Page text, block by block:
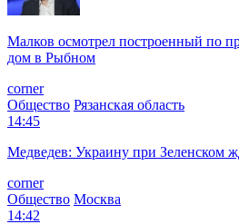
Малков осмотрел построенный по
дом в Рыбном
corner
Общество Рязанская область
14:45
Медведев: Украину при Зеленском
corner
Общество Москва
14:42